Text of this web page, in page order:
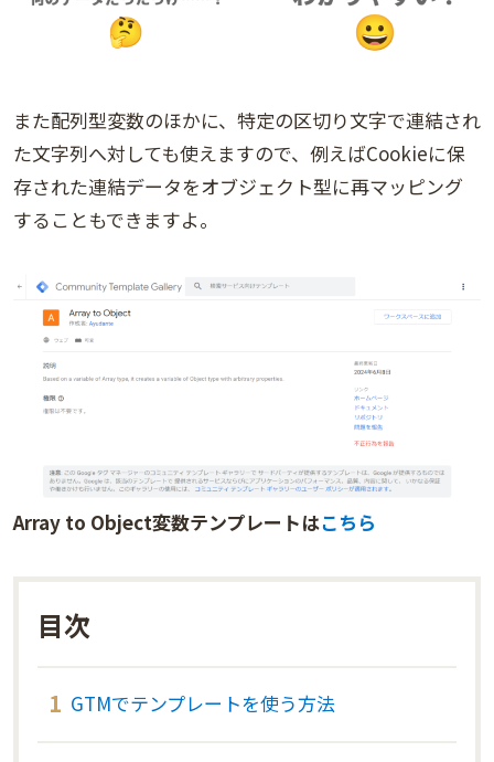
また配列型変数のほかに、特定の区切り文字で連結され
た文字列へ対しても使えますので、例えばCookieに保
存された連結データをオブジェクト型に再マッピング
することもできますよ。
Array to Object変数テンプレートはこちら
GTMでテンプレートを使う方法